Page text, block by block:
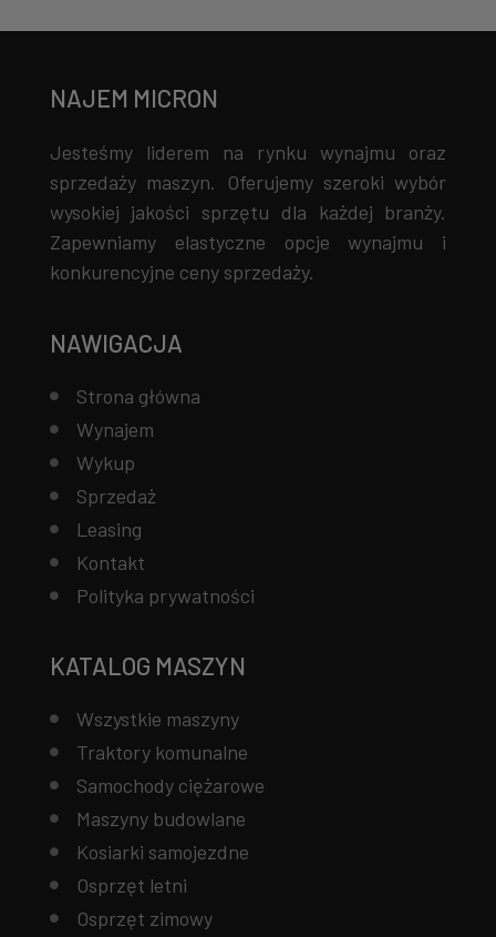
NAJEM MICRON
Jesteśmy liderem na rynku wynajmu oraz
sprzedaży maszyn. Oferujemy szeroki wybór
wysokiej jakości sprzętu dla każdej branży.
Zapewniamy elastyczne opcje wynajmu i
konkurencyjne ceny sprzedaży.
NAWIGACJA
Strona główna
Wynajem
Wykup
Sprzedaż
Leasing
Kontakt
Polityka prywatności
KATALOG MASZYN
Wszystkie maszyny
Traktory komunalne
Samochody ciężarowe
Maszyny budowlane
Kosiarki samojezdne
Osprzęt letni
Osprzęt zimowy